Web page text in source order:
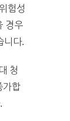
험성
경우
니다.
청
가합